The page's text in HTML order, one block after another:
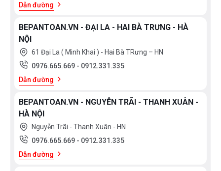
Dẫn đường
BEPANTOAN.VN - ĐẠI LA - HAI BÀ TRƯNG - HÀ
NỘI
61 Đại La ( Minh Khai ) - Hai Bà TRưng – HN
0976.665.669 - 0912.331.335
Dẫn đường
BEPANTOAN.VN - NGUYỄN TRÃI - THANH XUÂN -
HÀ NỘI
Nguyễn Trãi - Thanh Xuân - HN
0976.665.669 - 0912.331.335
Dẫn đường